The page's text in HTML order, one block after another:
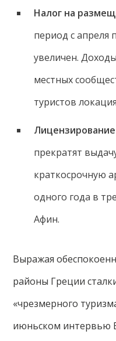
Налог на
период с апреля
увеличен.
местных
туристов
прекратят
краткосрочную
одного года в
Афин.
Выражая
районы Греции
«чрезмерного
июньском интервью